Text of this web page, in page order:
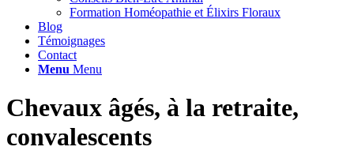
Formation Homéopathie et Élixirs Floraux
Blog
Témoignages
Contact
Menu Menu
Chevaux âgés, à la retraite,
convalescents